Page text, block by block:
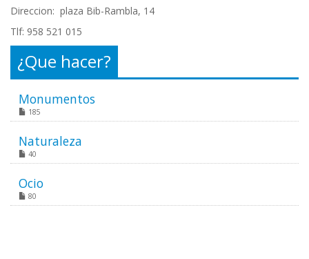
Direccion: plaza Bib-Rambla, 14
Tlf: 958 521 015
¿Que hacer?
Monumentos
185
Naturaleza
40
Ocio
80